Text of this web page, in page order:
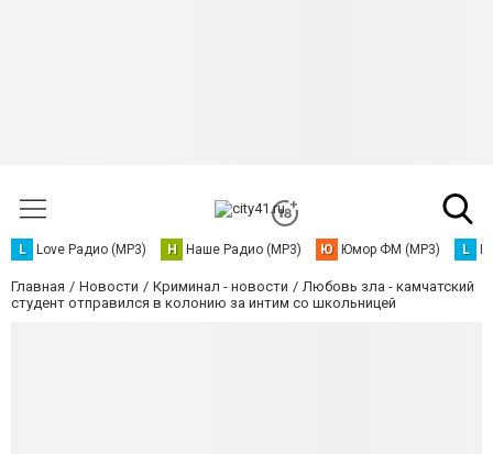
L Love Радио (MP3) Н Наше Радио (MP3) Ю Юмор ФМ (MP3) L
Главная Новости Криминал - новости
Любовь зла - камчатский
студент отправился в колонию за интим со школьницей